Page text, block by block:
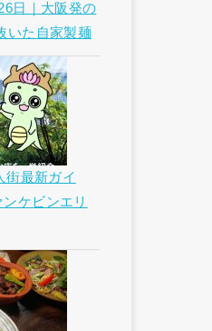
日｜大阪発の
いた自家製麺
街最新ガイ
ケビンエリ